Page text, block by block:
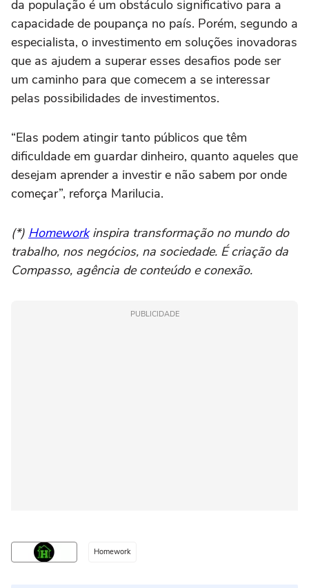
da população é um obstáculo significativo para a
capacidade de poupança no país. Porém, segundo a
especialista, o investimento em soluções inovadoras
que as ajudem a superar esses desafios pode ser
um caminho para que comecem a se interessar
pelas possibilidades de investimentos.
“Elas podem atingir tanto públicos que têm
dificuldade em guardar dinheiro, quanto aqueles que
desejam aprender a investir e não sabem por onde
começar”, reforça Marilucia.
(*) Homeworkinspira transformação no mundo do
trabalho, nos negócios, na sociedade. É criação da
Compasso, agência de conteúdo e conexão.
PUBLICIDADE
Homework